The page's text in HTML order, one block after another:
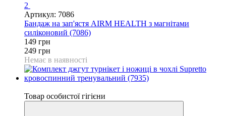
2
Артикул: 7086
Бандаж на зап'ястя AIRM HEALTH з магнітами
силіконовий (7086)
149 грн
249 грн
Немає в наявності
Товар особистої гігієни